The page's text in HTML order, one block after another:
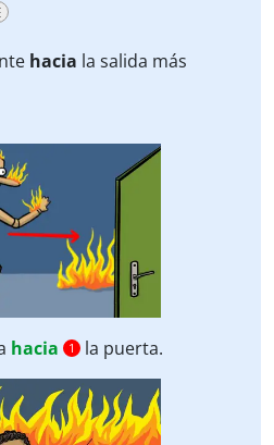
hacia la salida más
hacia 1 la puerta.